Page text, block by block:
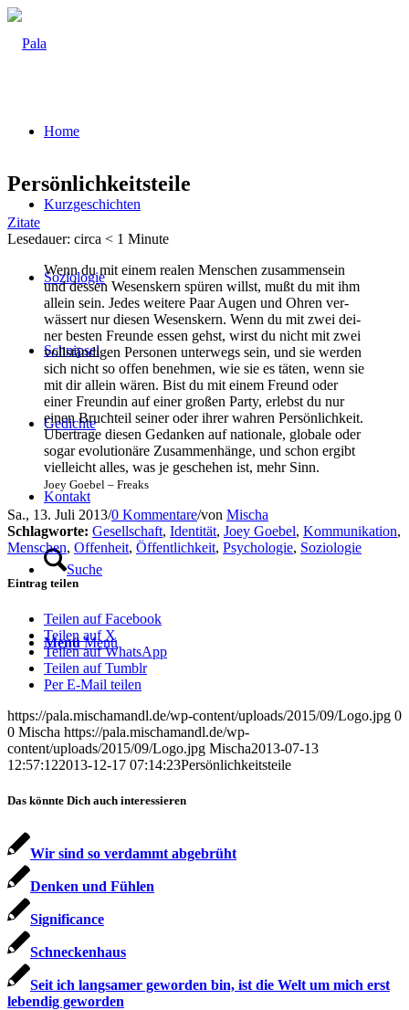
Home
Kurz­ge­schich­ten
Sozio­lo­gie
Schnip­sel
Gedich­te
Kon­takt
Suche
Menü Menü
Per­sön­lich­keits­tei­le
Zitate
Lese­dau­er: cir­ca < 1 Minu­te
Wenn du mit einem rea­len Men­schen zusam­men­sein
und des­sen Wesens­kern spü­ren willst, mußt du mit ihm
allein sein. Jedes wei­te­re Paar Augen und Ohren ver­
wäs­sert nur die­sen Wesens­kern. Wenn du mit zwei dei­
ner bes­ten Freun­de essen gehst, wirst du nicht mit zwei
voll­stän­di­gen Per­so­nen unter­wegs sein, und sie wer­den
sich nicht so offen beneh­men, wie sie es täten, wenn sie
mit dir allein wären. Bist du mit einem Freund oder
einer Freun­din auf einer gro­ßen Par­ty, erlebst du nur
einen Bruch­teil sei­ner oder ihrer wah­ren Per­sön­lich­keit.
Über­tra­ge die­sen Gedan­ken auf natio­na­le, glo­ba­le oder
sogar evo­lu­tio­nä­re Zusam­men­hän­ge, und schon ergibt
viel­leicht alles, was je gesche­hen ist, mehr Sinn.
Joey Goe­bel – Freaks
Sa., 13. Juli 2013/0 Kommentare/von Mischa
Schlagworte: Gesellschaft, Identität, Joey Goebel, Kommunikation,
Menschen, Offenheit, Öffentlichkeit, Psychologie, Soziologie
Eintrag teilen
Teilen auf Facebook
Teilen auf X
Teilen auf WhatsApp
Teilen auf Tumblr
Per E-Mail teilen
https://pala.mischamandl.de/wp-content/uploads/2015/09/Logo.jpg 0
0 Mischa https://pala.mischamandl.de/wp-
content/uploads/2015/09/Logo.jpg Mischa2013-07-13
12:57:122013-12-17 07:14:23Per­sön­lich­keits­tei­le
Das könnte Dich auch interessieren
Wir sind so ver­dammt abgebrüht
Den­ken und Fühlen
Signi­fi­can­ce
Schne­cken­haus
Seit ich lang­sa­mer gewor­den bin, ist die Welt um mich erst
leben­dig geworden